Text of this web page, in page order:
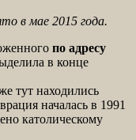
в мае 2015 года.
по адресу
в конце
тут находились
началась в 1991
католическому